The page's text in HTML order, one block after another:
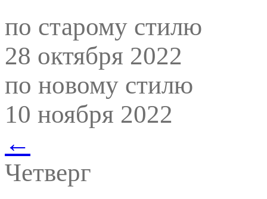
по старому стилю
28 октября 2022
по новому стилю
10 ноября 2022
←
Четверг